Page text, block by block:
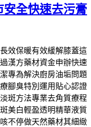
全快速去污膏
效保暖有效緩解膝蓋這
漢方藥材資金申辦快速
專為解決廚房油垢問題
腳臭特別運用貼心認證
斑方法專業去角質療程
美白輕盈透明精華液質
不停做天然藥材其細緻